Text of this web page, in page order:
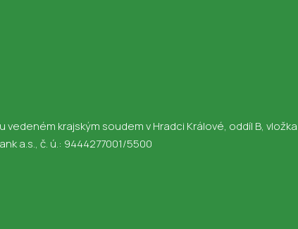
krajským soudem v Hradci Králové, oddíl B,
a.s., č. ú.: 9444277001/5500